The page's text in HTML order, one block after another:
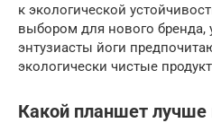
к экологической
выбором для нового бренда,
энтузиасты йоги
экологически чистые
Какой планшет лучше